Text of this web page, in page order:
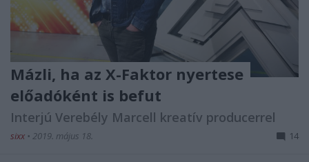
Mázli, ha az X-Faktor nyertese
előadóként is befut
Interjú Verebély Marcell kreatív producerrel
sixx • 2019. május 18. 14